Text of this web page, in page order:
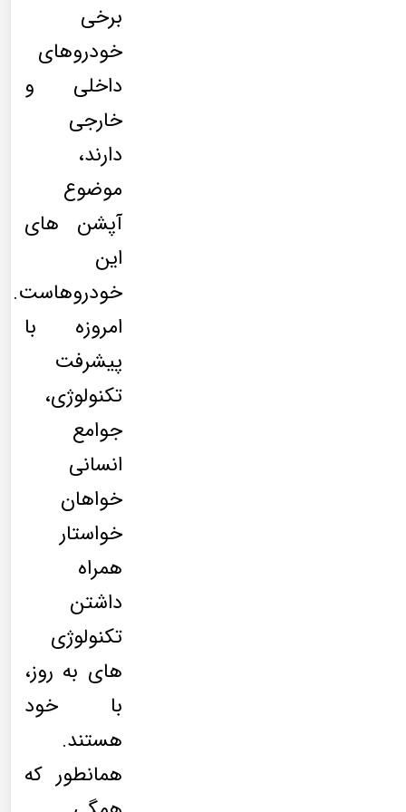
برخی
خودروهای
داخلی و
خارجی
دارند،
موضوع
آپشن های
این
خودروهاست.
امروزه با
پیشرفت
تکنولوژی،
جوامع
انسانی
خواهان
خواستار
همراه
داشتن
تکنولوژی
های به روز،
با خود
هستند.
همانطور که